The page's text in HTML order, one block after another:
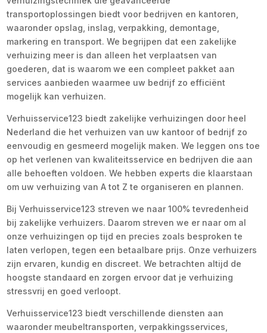
transportoplossingen biedt voor bedrijven en kantoren,
waaronder opslag, inslag, verpakking, demontage,
markering en transport. We begrijpen dat een zakelijke
verhuizing meer is dan alleen het verplaatsen van
goederen, dat is waarom we een compleet pakket aan
services aanbieden waarmee uw bedrijf zo efficiënt
mogelijk kan verhuizen.
Verhuisservice123 biedt zakelijke verhuizingen door heel
Nederland die het verhuizen van uw kantoor of bedrijf zo
eenvoudig en gesmeerd mogelijk maken. We leggen ons toe
op het verlenen van kwaliteitsservice en bedrijven die aan
alle behoeften voldoen. We hebben experts die klaarstaan
om uw verhuizing van A tot Z te organiseren en plannen.
Bij Verhuisservice123 streven we naar 100% tevredenheid
bij zakelijke verhuizers. Daarom streven we er naar om al
onze verhuizingen op tijd en precies zoals besproken te
laten verlopen, tegen een betaalbare prijs. Onze verhuizers
zijn ervaren, kundig en discreet. We betrachten altijd de
hoogste standaard en zorgen ervoor dat je verhuizing
stressvrij en goed verloopt.
Verhuisservice123 biedt verschillende diensten aan
waaronder meubeltransporten, verpakkingsservices,